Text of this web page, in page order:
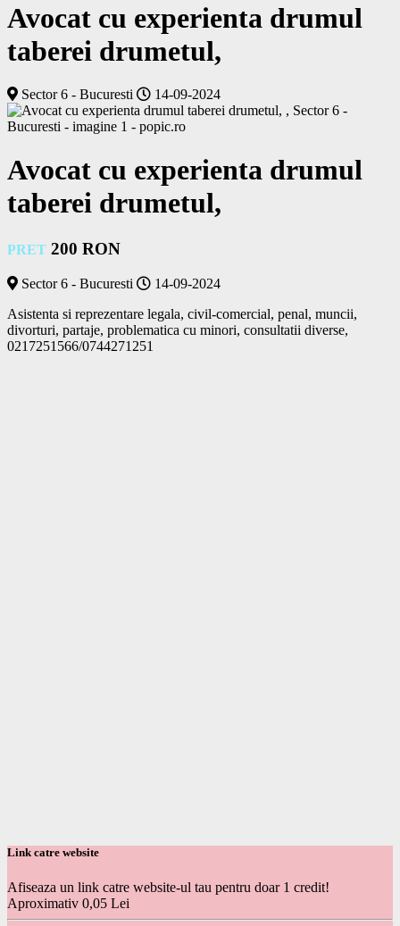
Avocat cu experienta drumul
taberei drumetul,
Sector 6 - Bucuresti 14-09-2024
Avocat cu experienta drumul
taberei drumetul,
PRET 200 RON
Sector 6 - Bucuresti
14-09-2024
Asistenta si reprezentare legala, civil-comercial, penal, muncii,
divorturi, partaje, problematica cu minori, consultatii diverse,
Link catre website
Afiseaza un link catre website-ul tau pentru doar 1 credit!
Aproximativ 0,05 Lei